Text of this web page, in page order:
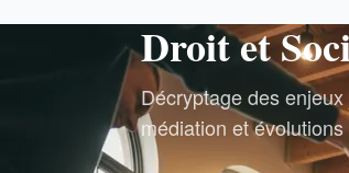
Droit et
Décryptage des
médiation et